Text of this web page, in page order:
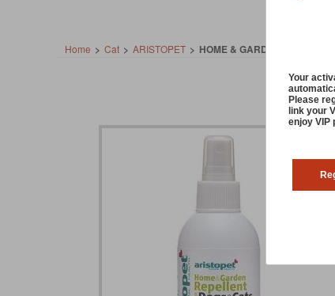
Home > Cat > ARISTOPET > HOME & GARDEN
Your
Please
link your
enjoy VIP